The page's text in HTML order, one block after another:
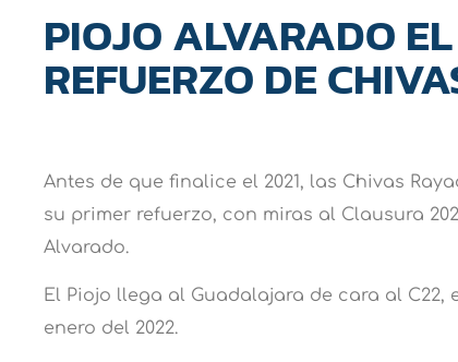
PIOJO ALVARADO
REFUERZO DE
Antes de que finalice el 2021, las Chivas
su primer refuerzo, con miras al Clausura
Alvarado.
El Piojo llega al Guadalajara de cara al C22,
enero del 2022.